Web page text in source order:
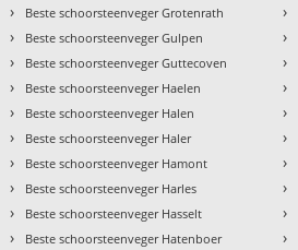
› Beste schoorsteenveger Grotenrath
› Beste schoorsteenveger Gulpen
› Beste schoorsteenveger Guttecoven
› Beste schoorsteenveger Haelen
› Beste schoorsteenveger Halen
› Beste schoorsteenveger Haler
› Beste schoorsteenveger Hamont
› Beste schoorsteenveger Harles
› Beste schoorsteenveger Hasselt
› Beste schoorsteenveger Hatenboer
›
›
›
›
›
›
›
›
›
›